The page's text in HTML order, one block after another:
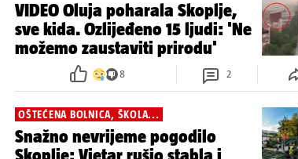
VIDEO Oluja poharala Skoplje,
sve kida. Ozlijeđeno 15 ljudi: 'Ne
možemo zaustaviti prirodu'
8 2
OŠTEĆENA BOLNICA, ŠKOLA...
Snažno nevrijeme pogodilo